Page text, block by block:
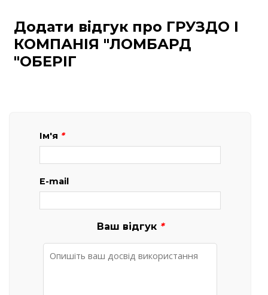
Додати відгук про ГРУЗДО І
КОМПАНІЯ "ЛОМБАРД
"ОБЕРІГ
Ім'я *
E-mail
Ваш відгук *